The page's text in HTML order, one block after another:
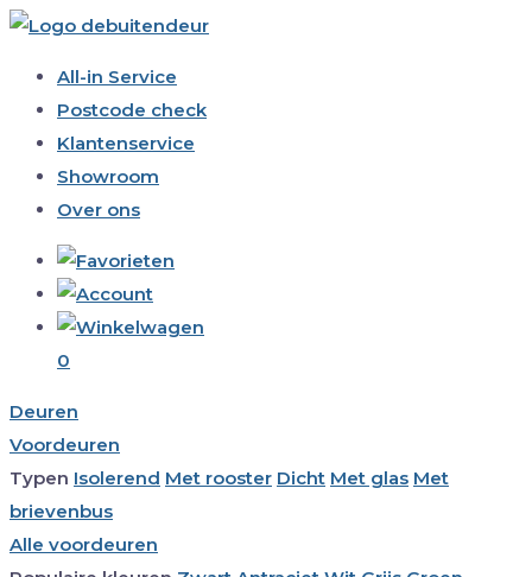
All-in Service
Postcode check
Klantenservice
Showroom
Over ons
0
Deuren
Voordeuren
Typen Isolerend Met rooster Dicht Met glas Met
brievenbus
Alle voordeuren